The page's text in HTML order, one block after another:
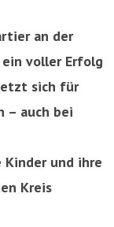
an der
voller Erfolg
sich für
– auch bei
und ihre
Kreis